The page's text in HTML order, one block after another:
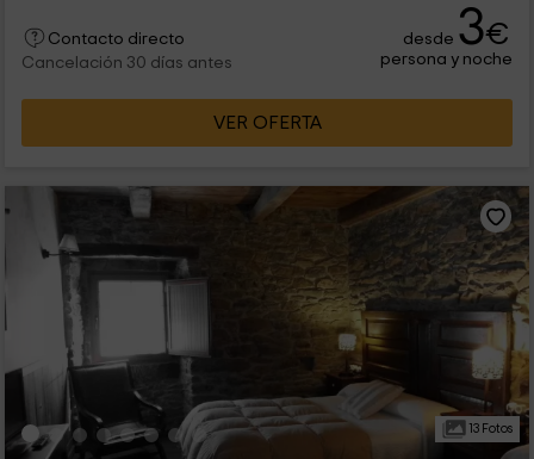
Contacto directo
Cancelación 30 días antes
desde 3€
persona y noche
VER OFERTA
13 Fotos